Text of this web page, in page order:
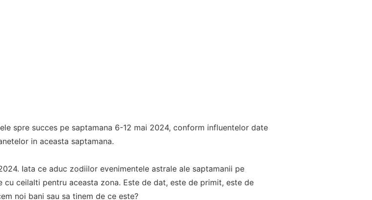
spre succes pe saptamana 6-12 mai 2024, conform influentelor date
in aceasta saptamana.
Iata ce aduc zodiilor evenimentele astrale ale saptamanii pe
cu ceilalti pentru aceasta zona. Este de dat, este de primit, este de
noi bani sau sa tinem de ce este?